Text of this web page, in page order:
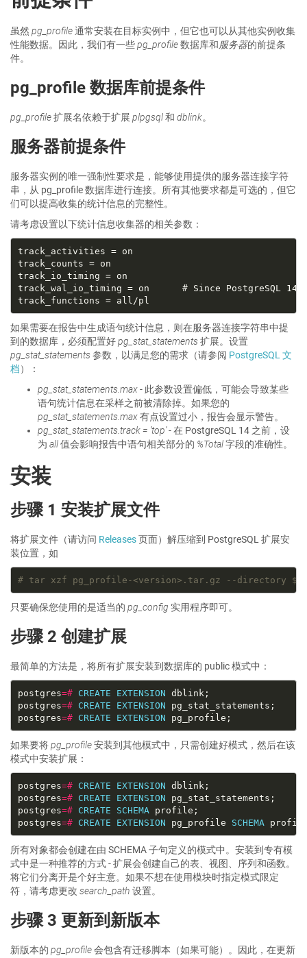
虽然 pg_profile通常安装在目标实例中，但它也可以从其他实例收集
性能数据。因此，我们有一些pg_profile数据库和服务器的前提条
件。
pg_profile 数据库前提条件
pg_profile扩展名依赖于扩展 plpgsql和 dblink。
服务器前提条件
服务器实例的唯一强制性要求是，能够使用提供的服务器连接字符
串，从 pg_profile 数据库进行连接。所有其他要求都是可选的，但它
们可以提高收集的统计信息的完整性。
请考虑设置以下统计信息收集器的相关参数：
如果需要在报告中生成语句统计信息，则在服务器连接字符串中提
到的数据库，必须配置好pg_stat_statements扩展。设置
pg_stat_statements参数，以满足您的需求（请参阅 PostgreSQL 文
档）：
pg_stat_statements.max- 此参数设置偏低，可能会导致某些
语句统计信息在采样之前被清除掉。如果您的
pg_stat_statements.max有点设置过小，报告会显示警告。
pg_stat_statements.track = ’top’- 在 PostgreSQL 14 之前，设
为 all值会影响报告中语句相关部分的 %Total字段的准确性。
安装
步骤 1 安装扩展文件
将扩展文件（请访问 Releases页面）解压缩到 PostgreSQL 扩展安
装位置，如
# tar xzf pg_profile-<version>.tar.gz --directory
只要确保您使用的是适当的 pg_config 实用程序即可。
步骤 2 创建扩展
最简单的方法是，将所有扩展安装到数据库的 public 模式中：
postgres=# CREATE EXTENSION
postgres=# CREATE EXTENSION
postgres=# CREATE EXTENSION
如果要将pg_profile安装到其他模式中，只需创建好模式，然后在该
模式中安装扩展：
postgres=# CREATE EXTENSION
postgres=# CREATE EXTENSION
postgres=# CREATE SCHEMA
postgres=# CREATE EXTENSION pg_profile SCHEMA
所有对象都会创建在由 SCHEMA 子句定义的模式中。安装到专有模
式中是一种推荐的方式 - 扩展会创建自己的表、视图、序列和函数。
将它们分离开是个好主意。如果不想在使用模块时指定模式限定
符，请考虑更改 search_path 设置。
步骤 3 更新到新版本
新版本的 pg_profile会包含有迁移脚本（如果可能）。因此，在更新